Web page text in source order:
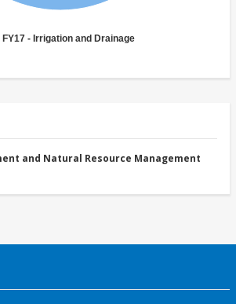
FY17 - Irrigation and Drainage
and Natural Resource Management